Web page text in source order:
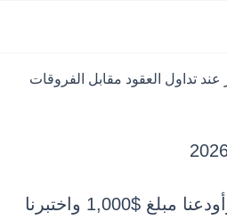
المنهجية: فتحنا حسابا حقيقيا في الربع الأول من 2026 وأودعنا مبلغ $1,000 واختبرنا